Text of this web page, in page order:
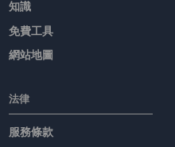
知識
免費工具
網站地圖
法律
服務條款